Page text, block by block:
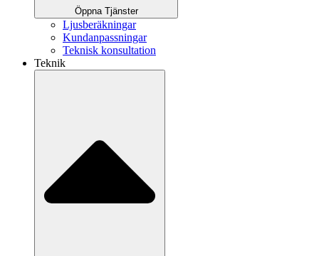
Öppna Tjänster
Ljusberäkningar
Kundanpassningar
Teknisk konsultation
Teknik